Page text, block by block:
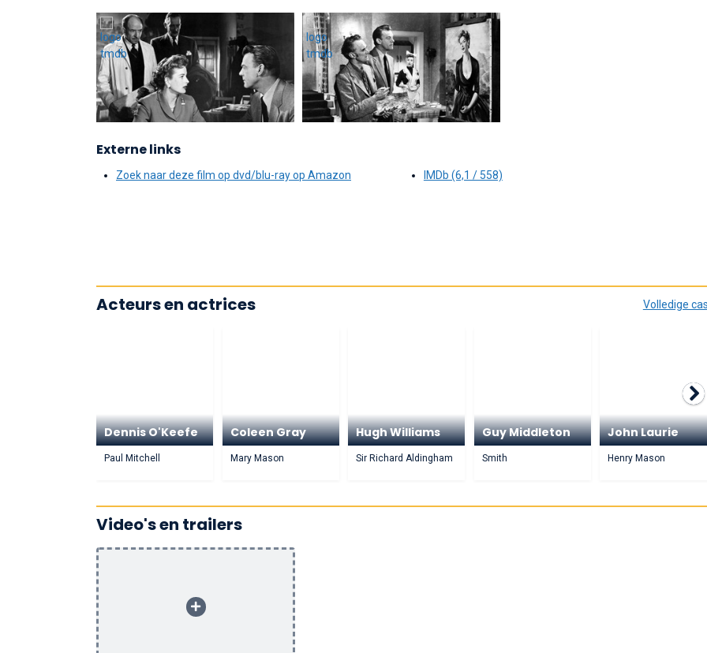
Externe links
Zoek naar deze film op dvd/blu-ray op Amazon IMDb (6,1 / 558)
Volledige
Acteurs en actrices
Dennis O'Keefe
Paul Mitchell
Coleen Gray
Mary Mason
Hugh Williams
Sir Richard Aldingham
Guy Middleton
Smith
John Laurie
Henry Mason
Video's en trailers